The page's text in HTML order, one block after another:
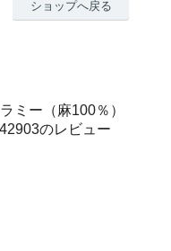
ショップへ戻る
ミー（麻100％）
のレビュー